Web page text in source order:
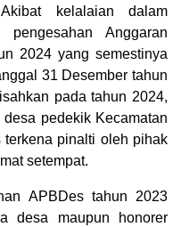
kelalaian dalam
Anggaran
2024 yang semestinya
31 Desember tahun
pada tahun 2024,
pedekik Kecamatan
pinalti oleh pihak
setempat.
APBDes tahun 2023
desa maupun honorer